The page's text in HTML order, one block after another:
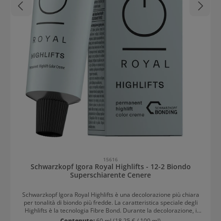
15616
Schwarzkopf Igora Royal Highlifts - 12-2 Biondo
Superschiarente Cenere
Schwarzkopf Igora Royal Highlifts è una decolorazione più chiara
per tonalità di biondo più fredde. La caratteristica speciale degli
Highlifts è la tecnologia Fibre Bond. Durante la decolorazione, i
capelli vengono protetti e si minimizza la rottura dei capelli. Con gli